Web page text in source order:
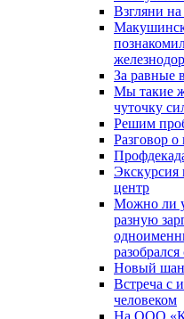
Взгляни
За равные
Мы такие
чуточку
Решим
Разговор
Экскурсия
центр
Можно ли
разную
разобрался
Новый
Встреча с
человеком
На ООО